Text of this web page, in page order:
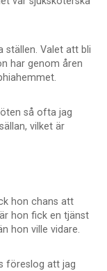
ställen. Valet att bli
har genom åren
så ofta jag
vilket är
hon chans att
hon fick en tjänst
hon ville vidare.
föreslog att jag